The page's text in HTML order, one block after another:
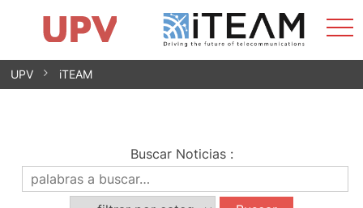
Saltar
Impacto
Grupos de investigación
Instalaciones
Spin-offs
Contacto
Prácticas
Noticias
Unidad de Igualdad
UPV iTEAM
Buscar Noticias: